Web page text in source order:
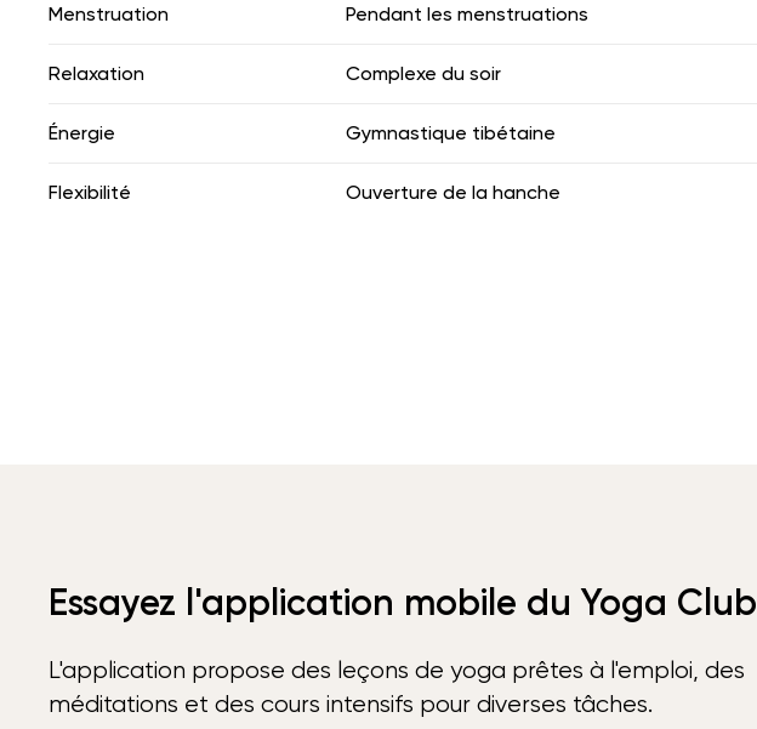
Menstruation Pendant les menstruations
Relaxation Complexe du soir
Énergie Gymnastique tibétaine
Flexibilité Ouverture de la hanche
Essayez l'application mobile du Yoga Club
L'application propose des leçons de yoga prêtes à l'emploi, des
méditations et des cours intensifs pour diverses tâches.